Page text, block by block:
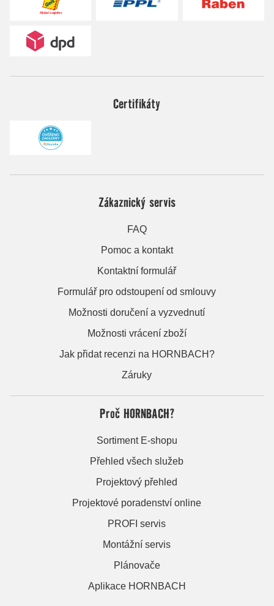
Certifikáty
Zákaznický servis
FAQ
Pomoc a kontakt
Kontaktní formulář
Formulář pro odstoupení od smlouvy
Možnosti doručení a vyzvednutí
Možnosti vrácení zboží
Jak přidat recenzi na HORNBACH?
Záruky
Proč HORNBACH?
Sortiment E-shopu
Přehled všech služeb
Projektový přehled
Projektové poradenství online
PROFI servis
Montážní servis
Plánovače
Aplikace HORNBACH